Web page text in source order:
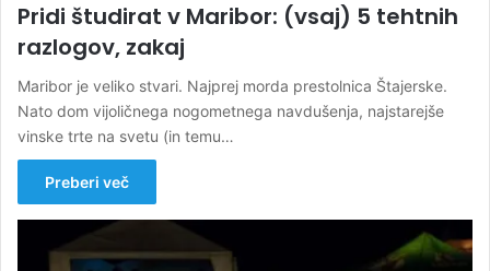
Pridi študirat v Maribor: (vsaj) 5 tehtnih
razlogov, zakaj
Maribor je veliko stvari. Najprej morda prestolnica Štajerske.
Nato dom vijoličnega nogometnega navdušenja, najstarejše
vinske trte na svetu (in temu…
Preberi več